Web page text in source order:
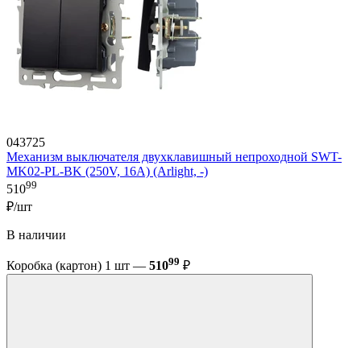
043725
Механизм выключателя двухклавишный непроходной SWT-
MK02-PL-BK (250V, 16A) (Arlight, -)
51099
₽/шт
В наличии
Коробка (картон) 1 шт — 51099 ₽